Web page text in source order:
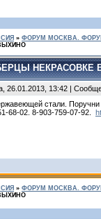
» ФОРУМ МОСКВА.
НЕКРАСОВКЕ
26.01.2013, 13:42 |
стали.
68-02. 8-903-759-07-92.
» ФОРУМ МОСКВА.